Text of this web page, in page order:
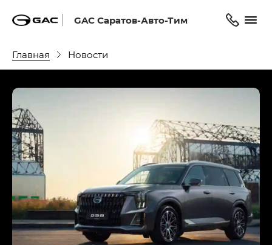
GAC Саратов-Авто-Тим
Главная Новости